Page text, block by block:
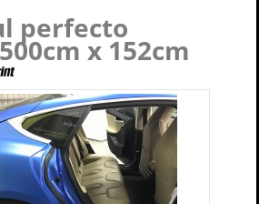
perfecto
x 152cm